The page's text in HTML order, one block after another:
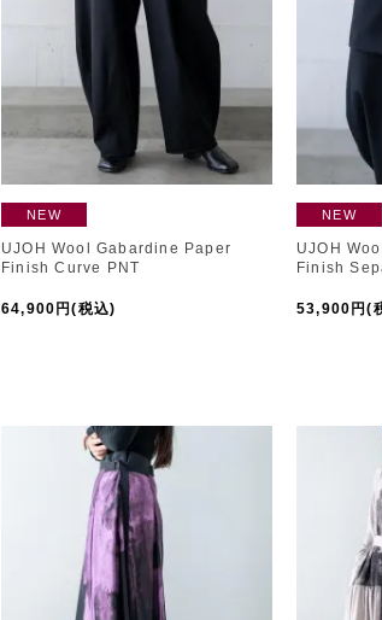
NEW
UJOH Wool Gabardine Paper
Finish Curve PNT
64,900円(税込)
NEW
UJOH
Finish
53,900円(